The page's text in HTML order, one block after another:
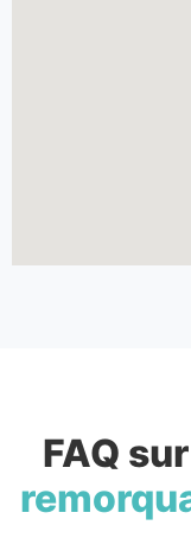
FAQ